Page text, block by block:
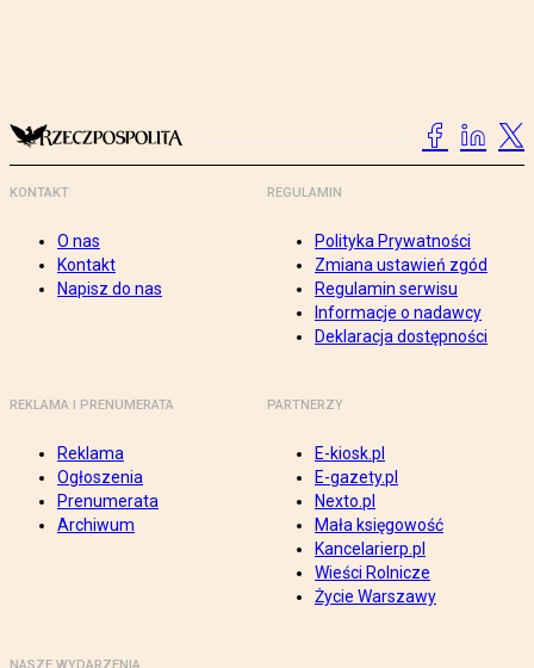
KONTAKT
O nas
Kontakt
Napisz do nas
REGULAMIN
Polityka Prywatności
Zmiana ustawień zgód
Regulamin serwisu
Informacje o nadawcy
Deklaracja dostępności
REKLAMA I PRENUMERATA
Reklama
Ogłoszenia
Prenumerata
Archiwum
PARTNERZY
E-kiosk.pl
E-gazety.pl
Nexto.pl
Mała księgowość
Kancelarierp.pl
Wieści Rolnicze
Życie Warszawy